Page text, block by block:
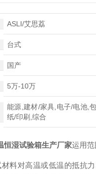
ASLI/艾思荔
台式
国产
5万-10万
能源,建材/家具,电子/电池,
纸/印刷,综合
恒湿试验箱生产厂家运用范
料对高温或低温的抵抗力